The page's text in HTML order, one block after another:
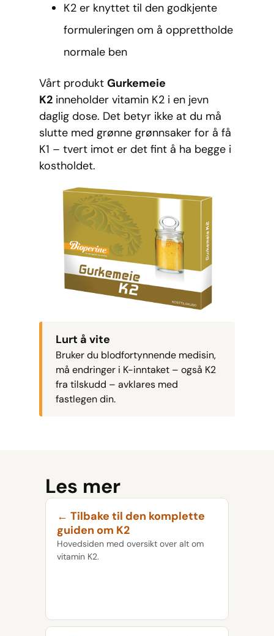
K2 er knyttet til den godkjente
formuleringen om å opprettholde
normale ben
Vårt produkt Gurkemeie
K2 inneholder vitamin K2 i en jevn
daglig dose. Det betyr ikke at du må
slutte med grønne grønnsaker for å få
K1 – tvert imot er det fint å ha begge i
kostholdet.
Lurt å vite
Bruker du blodfortynnende medisin,
må endringer i K-inntaket – også K2
fra tilskudd – avklares med
fastlegen din.
Les mer
← Tilbake til den komplette
guiden om K2
Hovedsiden med oversikt over alt om
vitamin K2.